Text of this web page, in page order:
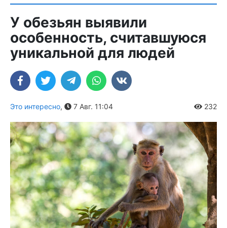
У обезьян выявили
особенность, считавшуюся
уникальной для людей
Это интересно, 7 Авг. 11:04 232